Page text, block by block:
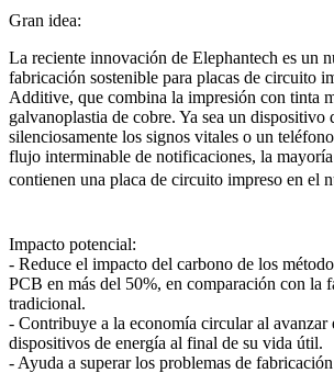
Gran idea:
La reciente innovación de Elephantech es un
fabricación sostenible para placas de circuito
Additive, que combina la impresión con tinta
galvanoplastia de cobre. Ya sea un dispositivo
silenciosamente los signos vitales o un
flujo interminable de notificaciones, la
contienen una placa de circuito impreso en el
Impacto potencial:
- Reduce el impacto del carbono de los
PCB en más del 50%, en comparación con la
tradicional.
- Contribuye a la economía circular al avanzar
dispositivos de energía al final de su vida útil.
- Ayuda a superar los problemas de